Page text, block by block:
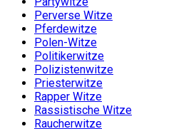
Perverse Witze
Pferdewitze
Polen-Witze
Politikerwitze
Polizistenwitze
Priesterwitze
Rapper Witze
Rassistische Witze
Raucherwitze